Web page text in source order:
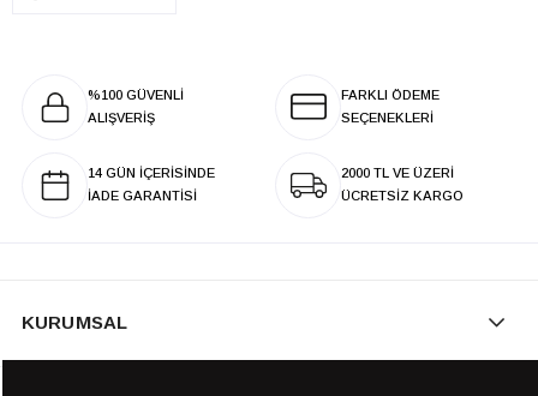
%100 GÜVENLİ
ALIŞVERİŞ
FARKLI ÖDEME
SEÇENEKLERİ
14 GÜN İÇERİSİNDE
İADE GARANTİSİ
2000 TL VE ÜZERİ
ÜCRETSİZ KARGO
KURUMSAL